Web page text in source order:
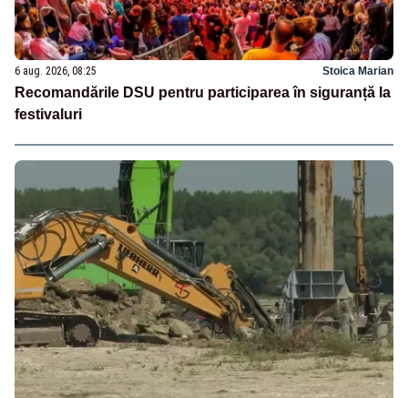
6 aug. 2026, 08:25 Stoica Marian
Recomandările DSU pentru participarea în siguranță la
festivaluri